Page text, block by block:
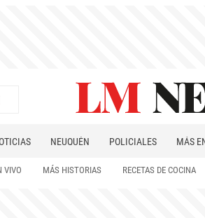
NEUQUÉN POLICIALES MÁS
VIVO MÁS HISTORIAS RECETAS DE COCINA